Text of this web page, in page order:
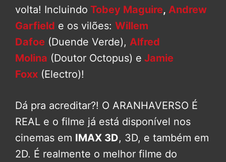
volta! Incluindo Tobey Maguire, Andrew
Garfield e os vilões: Willem
Dafoe (Duende Verde), Alfred
Molina (Doutor Octopus) e Jamie
Foxx (Electro)!
Dá pra acreditar?! O ARANHAVERSO É
REAL e o filme já está disponível nos
cinemas em IMAX 3D, 3D, e também em
2D. É realmente o melhor filme do